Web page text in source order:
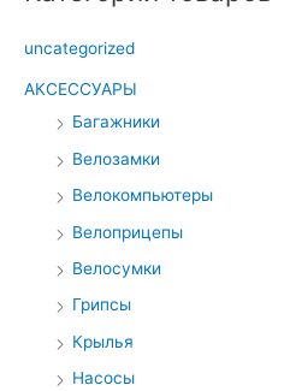
uncategorized
АКСЕССУАРЫ
Багажники
Велозамки
Велокомпьютеры
Велоприцепы
Велосумки
Грипсы
Крылья
Насосы